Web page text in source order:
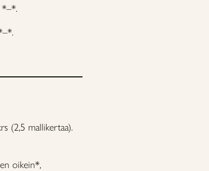
*–*.
(2,5 mallikertaa).
oikein*,